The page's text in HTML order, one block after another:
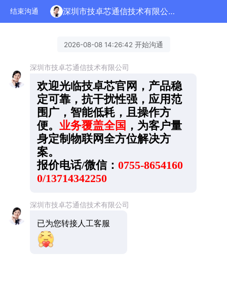
结束沟通 深圳市技卓芯通信技术有限公司正在为您服务
2026-08-08 14:26:42 开始沟通
深圳市技卓芯通信技术有限公司
欢迎光临技卓芯官网，产品稳
定可靠，抗干扰性强，应用范
围广，智能低耗，且操作方
便。 业务覆盖全国 ，为客户量
身定制物联网全方位解决方
案。
报价电话/微信： 0755-8654160
0/13714342250
深圳市技卓芯通信技术有限公司
已为您转接人工客服